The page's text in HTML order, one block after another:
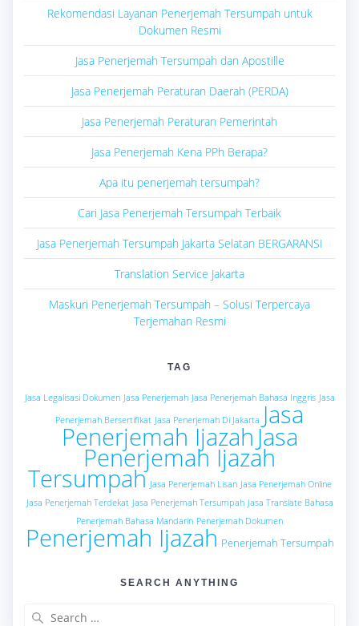
Rekomendasi Layanan Penerjemah Tersumpah untuk
Dokumen Resmi
Jasa Penerjemah Tersumpah dan Apostille
Jasa Penerjemah Peraturan Daerah (PERDA)
Jasa Penerjemah Peraturan Pemerintah
Jasa Penerjemah Kena PPh Berapa?
Apa itu penerjemah tersumpah?
Cari Jasa Penerjemah Tersumpah Terbaik
Jasa Penerjemah Tersumpah Jakarta Selatan BERGARANSI
Translation Service Jakarta
Maskuri Penerjemah Tersumpah – Solusi Terpercaya
Terjemahan Resmi
TAG
Jasa Legalisasi Dokumen Jasa Penerjemah Jasa Penerjemah Bahasa Inggris Jasa
Penerjemah Bersertifikat Jasa Penerjemah Di Jakarta Jasa
Penerjemah Ijazah Jasa
Penerjemah Ijazah
Tersumpah Jasa Penerjemah Lisan Jasa Penerjemah Online
Jasa Penerjemah Terdekat Jasa Penerjemah Tersumpah Jasa Translate Bahasa
Penerjemah Bahasa Mandarin Penerjemah Dokumen
Penerjemah Ijazah Penerjemah Tersumpah
SEARCH ANYTHING